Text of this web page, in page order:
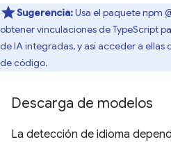
Sugerencia:Usa el paquete npm
obtener vinculaciones de TypeScript
de IA integradas, y así acceder a
de código.
Descarga de modelos
La detección de idioma